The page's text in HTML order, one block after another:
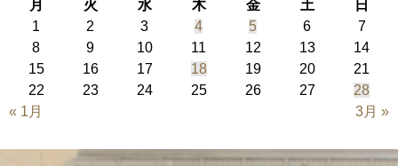
月 火 水 木 金 土
日
1
2 3 4 5 6
7
8
9 10 11 12 13
14
15
16 17 18 19 20
21
22
23 24 25 26 27
28
« 1月
3月 »